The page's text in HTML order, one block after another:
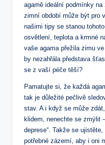
agamě ideální podmínky na
zimní období může ⁤být pro
našimi ​tipy se⁤ stanou
osvětlení, ‌teplota a krmné
vaše agama přežila zimu
by nezahřála představa
se z⁣ vaší péče​ těší?
Pamatujte si, že každá
tak je důležité pečlivě
stav. ​A i když se ⁣může
klidem, nenechte se zmýlit
deprese“. ​Takže se
potřebné zázemí, aby i oni